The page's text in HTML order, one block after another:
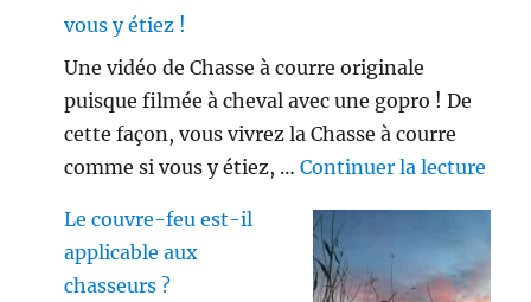
vous y étiez !
Une vidéo de Chasse à courre originale
puisque filmée à cheval avec une gopro ! De
cette façon, vous vivrez la Chasse à courre
comme si vous y étiez, …Continuer la lecture
Le couvre-feu est-il
applicable aux
chasseurs ?